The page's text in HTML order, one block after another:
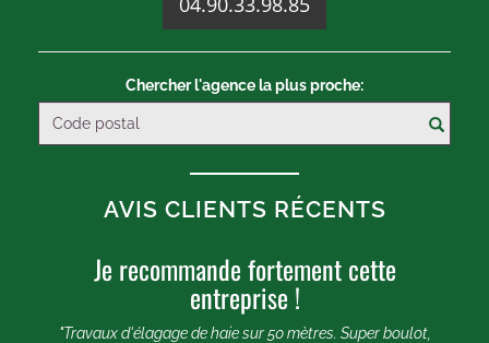
Chercher l'agence la plus proche:
AVIS CLIENTS RÉCENTS
Je recommande fortement cette
entreprise !
"Travaux d'élagage de haie sur 50 mètres. Super boulot,